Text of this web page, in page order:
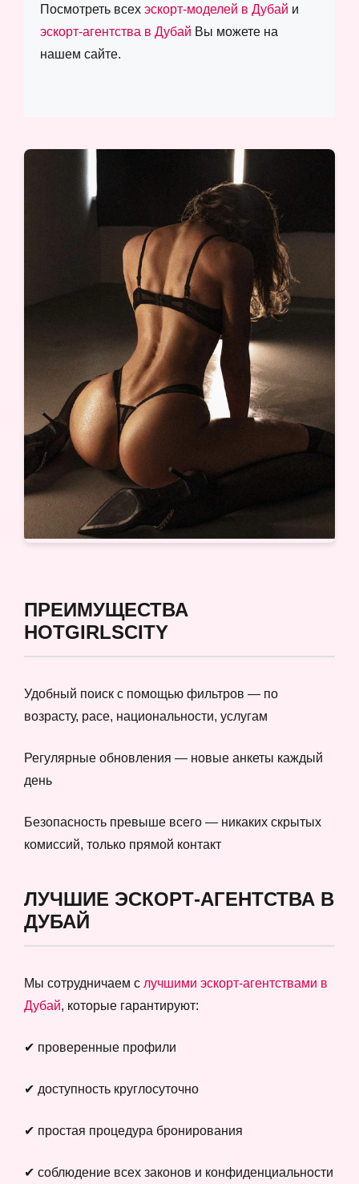
Посмотреть всех эскорт-моделей в Дубай и
эскорт-агентства в Дубай Вы можете на
нашем сайте.
ПРЕИМУЩЕСТВА
HOTGIRLSCITY
Удобный поиск с помощью фильтров — по
возрасту, расе, национальности, услугам
Регулярные обновления — новые анкеты каждый
день
Безопасность превыше всего — никаких скрытых
комиссий, только прямой контакт
ЛУЧШИЕ ЭСКОРТ-АГЕНТСТВА В
ДУБАЙ
Мы сотрудничаем с лучшими эскорт-агентствами в
Дубай, которые гарантируют:
✔ проверенные профили
✔ доступность круглосуточно
✔ простая процедура бронирования
✔ соблюдение всех законов и конфиденциальности